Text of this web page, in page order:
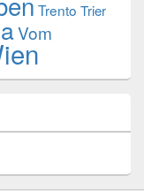
Trento Trier
Vom